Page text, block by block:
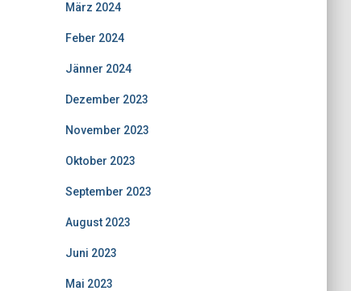
März 2024
Feber 2024
Jänner 2024
Dezember 2023
November 2023
Oktober 2023
September 2023
August 2023
Juni 2023
Mai 2023